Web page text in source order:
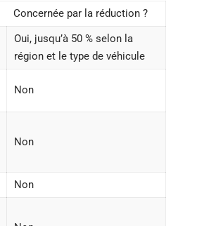
Concernée par la réduction ?
Oui, jusqu’à 50 % selon la
région et le type de véhicule
Non
Non
Non